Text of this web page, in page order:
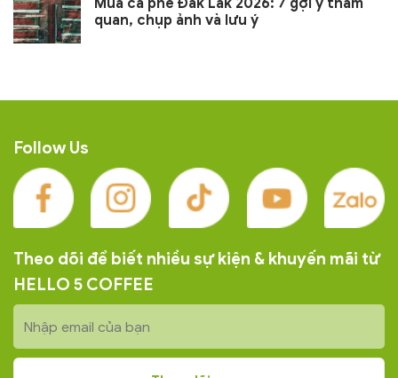
Mùa cà phê Đắk Lắk 2026: 7 gợi ý tham
quan, chụp ảnh và lưu ý
Follow Us
Theo dõi để biết nhiều sự kiện & khuyến mãi từ
HELLO 5 COFFEE